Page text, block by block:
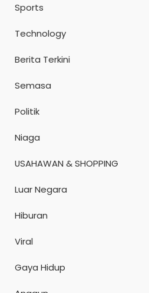
Sports
Technology
Berita Terkini
Semasa
Politik
Niaga
USAHAWAN & SHOPPING
Luar Negara
Hiburan
Viral
Gaya Hidup